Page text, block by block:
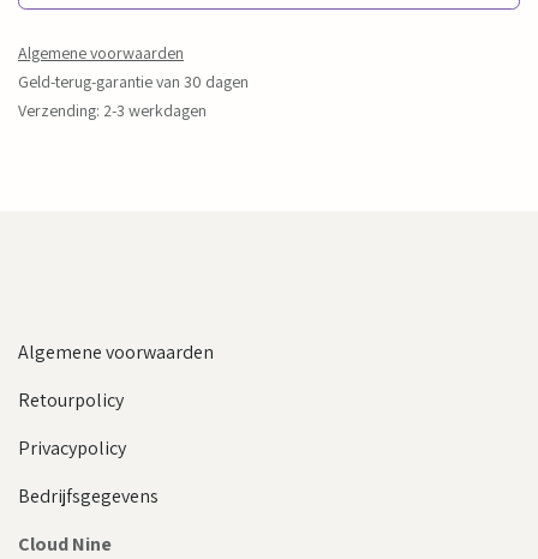
Algemene voorwaarden
Geld-terug-garantie van 30 dagen
Verzending: 2-3 werkdagen
Algemene voorwaarden
Retourpolicy
Privacypolicy
Bedrijfsgegevens
Cloud Nine